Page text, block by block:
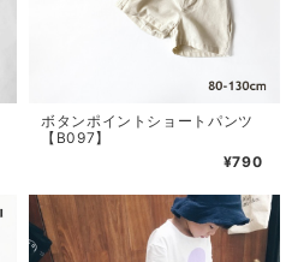
ボタンポイントショートパンツ
【B097】
¥790